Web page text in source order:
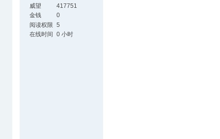
威望
417751
金钱
0
阅读权限 5
在线时间 0 小时